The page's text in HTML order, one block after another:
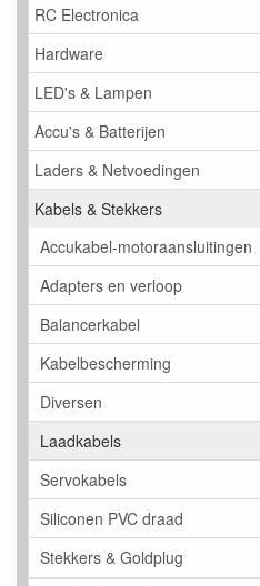
RC Electronica
Hardware
LED's & Lampen
Accu's & Batterijen
Laders & Netvoedingen
Kabels & Stekkers
Accukabel-motoraansluitingen
Adapters en verloop
Balancerkabel
Kabelbescherming
Diversen
Laadkabels
Servokabels
Siliconen PVC draad
Stekkers & Goldplug